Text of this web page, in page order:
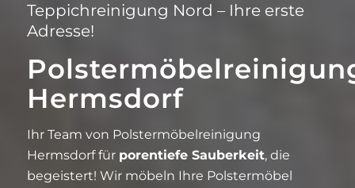
Teppichreinigung Nord – Ihre erste
Adresse!
Hermsdorf
Ihr Team von Polstermöbelreinigung
Hermsdorf für porentiefe Sauberkeit, die
begeistert! Wir möbeln Ihre Polstermöbel